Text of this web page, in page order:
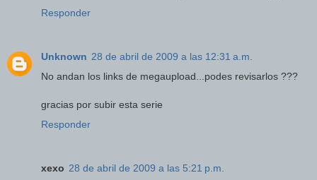
Responder
Unknown 28 de abril de 2009 a las 12:31 a.m.
No andan los links de megaupload...podes revisarlos ???
gracias por subir esta serie
Responder
xexo 28 de abril de 2009 a las 5:21 p.m.